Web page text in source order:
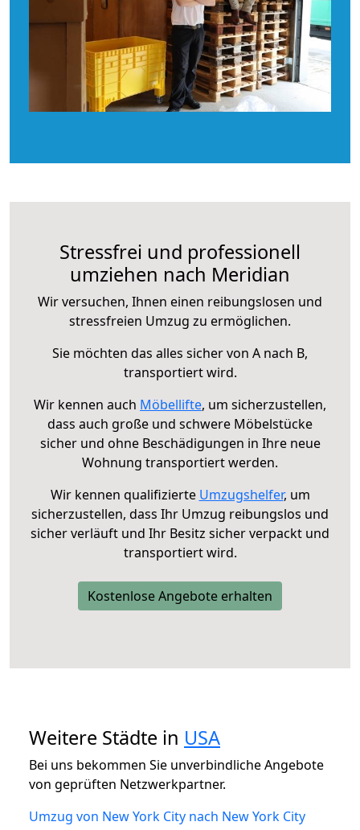
Stressfrei und professionell
umziehen nach Meridian
Wir versuchen, Ihnen einen reibungslosen und
stressfreien Umzug zu ermöglichen.
Sie möchten das alles sicher von A nach B,
transportiert wird.
Wir kennen auch Möbellifte, um sicherzustellen,
dass auch große und schwere Möbelstücke
sicher und ohne Beschädigungen in Ihre neue
Wohnung transportiert werden.
Wir kennen qualifizierte Umzugshelfer, um
sicherzustellen, dass Ihr Umzug reibungslos und
sicher verläuft und Ihr Besitz sicher verpackt und
transportiert wird.
Kostenlose Angebote erhalten
Weitere Städte in USA
Bei uns bekommen Sie unverbindliche Angebote
von geprüften Netzwerkpartner.
Umzug von New York City nach New York City